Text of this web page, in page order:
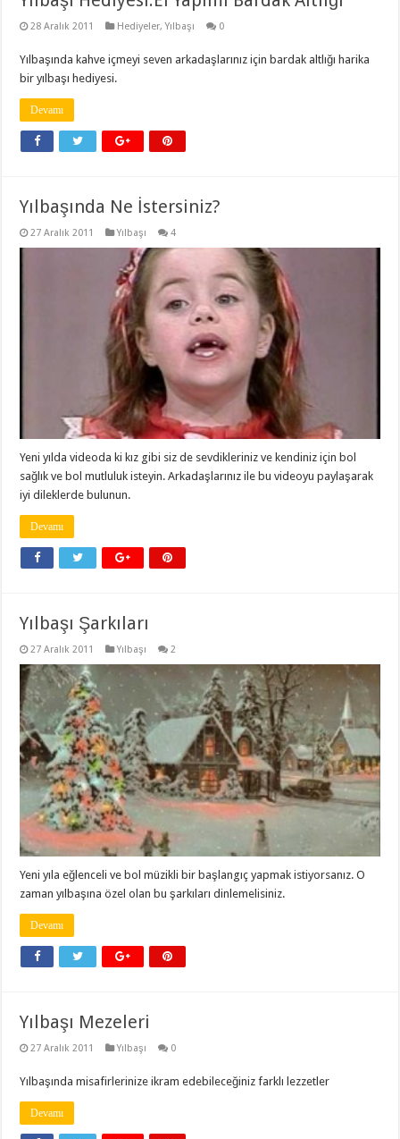
28 Aralık 2011 Hediyeler,Yılbaşı 0
Yılbaşında kahve içmeyi seven arkadaşlarınız için bardak altlığı harika
bir yılbaşı hediyesi.
Devamı
Yılbaşında Ne İstersiniz?
27 Aralık 2011 Yılbaşı 4
Yeni yılda videoda ki kız gibi siz de sevdikleriniz ve kendiniz için bol
sağlık ve bol mutluluk isteyin. Arkadaşlarınız ile bu videoyu paylaşarak
iyi dileklerde bulunun.
Devamı
Yılbaşı Şarkıları
27 Aralık 2011 Yılbaşı 2
Yeni yıla eğlenceli ve bol müzikli bir başlangıç yapmak istiyorsanız. O
zaman yılbaşına özel olan bu şarkıları dinlemelisiniz.
Devamı
Yılbaşı Mezeleri
27 Aralık 2011 Yılbaşı 0
Yılbaşında misafirlerinize ikram edebileceğiniz farklı lezzetler
Devamı